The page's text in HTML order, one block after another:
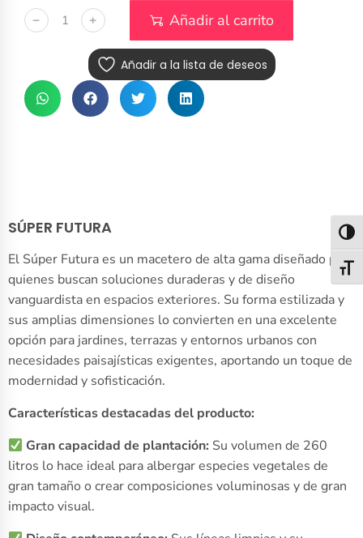
﹣ ﹢ Añadir al carrito
Añadir a la lista de deseos
SÚPER FUTURA
El Súper Futura es un macetero de alta gama diseñado para
quienes buscan soluciones duraderas y de diseño
vanguardista en espacios exteriores. Su forma estilizada y
sus amplias dimensiones lo convierten en una excelente
opción para jardines, terrazas y entornos urbanos con
necesidades paisajísticas exigentes, aportando un toque de
modernidad y sofisticación.
Características destacadas del producto:
Gran capacidad de plantación: Su volumen de 260
litros lo hace ideal para albergar especies vegetales de
gran tamaño o crear composiciones voluminosas y de gran
impacto visual.